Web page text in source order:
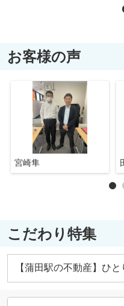
お客様の声
宮崎隼
こだわり特集
【蒲田駅の不動産】ひ